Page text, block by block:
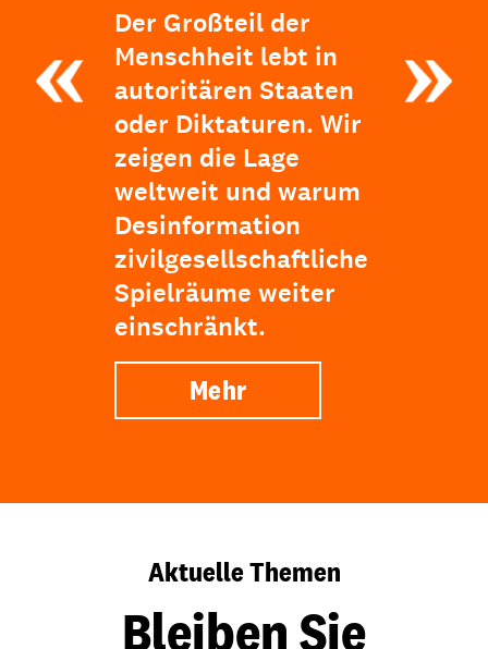
Der Großteil der
Menschheit lebt in
autoritären Staaten
oder Diktaturen. Wir
zeigen die Lage
weltweit und warum
Desinformation
zivilgesellschaftliche
Spielräume weiter
einschränkt.
Mehr
Aktuelle Themen
Bleiben Sie